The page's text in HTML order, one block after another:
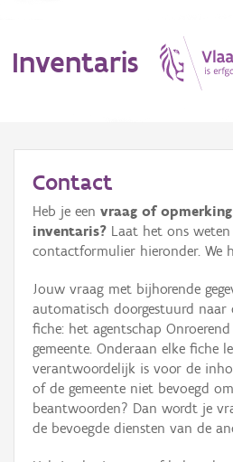
Inventaris
Erfgoedobject
Aanduidingsobject
Waarneming
Thema
Gebeurtenis
Persoon of collectief
Contact
Heb je een vraag of
inventaris? Laat het ons
contactformulier hieronder. We
Jouw vraag met bijhorende
automatisch doorgestuurd naar
fiche: het agentschap
gemeente. Onderaan elke fiche
verantwoordelijk is voor de
of de gemeente niet bevoegd
beantwoorden? Dan wordt je
de bevoegde diensten van de